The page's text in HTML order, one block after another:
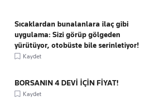
Sıcaklardan bunalanlara ilaç gibi
uygulama: Sizi görüp gölgeden
yürütüyor, otobüste bile serinletiyor!
Kaydet
BORSANIN 4 DEVİ İÇİN FİYAT!
Kaydet